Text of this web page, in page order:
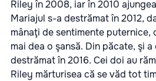
Riley în 2008, iar în 2010
Mariajul s-a destrămat în 2012,
mânaţi de sentimente puternice,
mai dea o şansă. Din păcate, şi
destrămat în 2016. Cei doi au
Riley mărturisea că se văd tot